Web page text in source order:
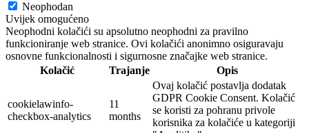
Neophodan
Uvijek omogućeno
Neophodni kolačići su apsolutno neophodni za pravilno
funkcioniranje web stranice. Ovi kolačići anonimno osiguravaju
osnovne funkcionalnosti i sigurnosne značajke web stranice.
Kolačić
Trajanje Opis
cookielawinfo-
checkbox-analytics
11
months
Ovaj kolačić postavlja dodatak
GDPR Cookie Consent. Kolačić
se koristi za pohranu privole
korisnika za kolačiće u kategoriji